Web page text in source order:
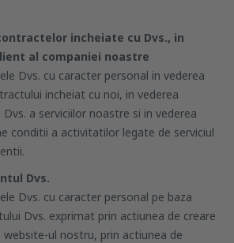
incheiate cu Dvs., in
al companiei noastre
Dvs. cu caracter personal in vederea
incheiat cu noi, in vederea
a serviciilor noastre si in vederea
conditii a activitatilor legate de serviciul
Dvs.
Dvs. cu caracter personal pe baza
Dvs. exprimat prin actiunea de creare
website-ul nostru, prin actiunea de